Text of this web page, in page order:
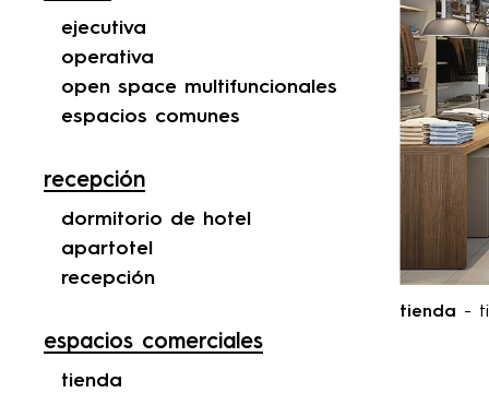
tienda -
ejecutiva
operativa
open space multifuncionales
espacios comunes
recepción
dormitorio de hotel
apartotel
recepción
espacios comerciales
tienda